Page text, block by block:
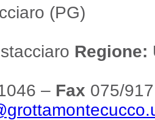
(PG)
Regione:
– Fax 075/